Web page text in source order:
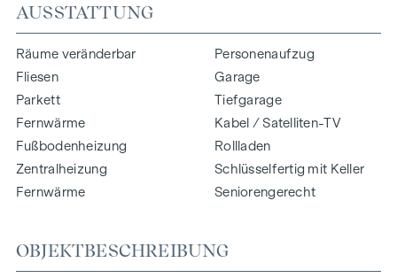
AUSSTATTUNG
Räume veränderbar
Fliesen
Parkett
Fernwärme
Fußbodenheizung
Zentralheizung
Fernwärme
Personenaufzug
Garage
Tiefgarage
Kabel / Satelliten-TV
Rollladen
Schlüsselfertig mit Keller
Seniorengerecht
OBJEKTBESCHREIBUNG